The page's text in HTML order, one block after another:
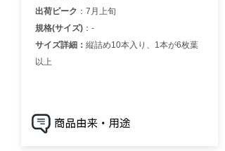
出荷ピーク ：7月上旬
規格(サイズ) ：-
サイズ詳細： 縦詰め10本入り、1本が6枚葉
以上